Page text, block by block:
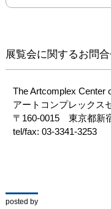
ますので、初心者から
設立時に村井正誠先生
り作品の提供を受けま
た。2025年で設立54
なります。
展覧会に関するお問
The Artcomplex Center
アートコンプレックス
〒160-0015　東京都新
tel/fax: 03-3341-3253
posted by